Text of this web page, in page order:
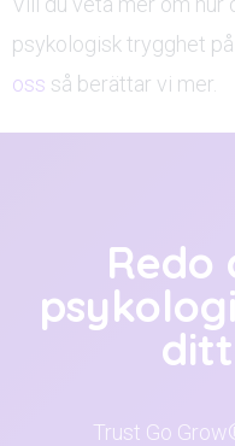
psykologisk trygghet
oss så berättar vi mer.
Trust Go